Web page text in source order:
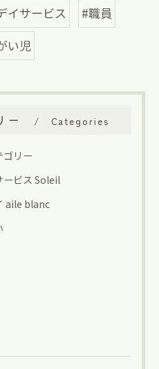
イサービス
#職員
い児
ー Categories
ゴリー
ービス Soleil
aile blanc